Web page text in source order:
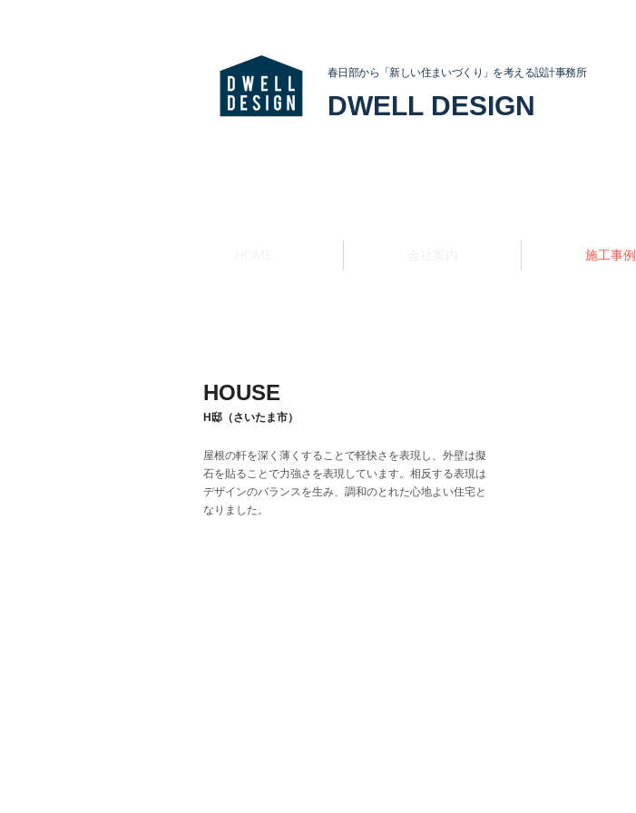
春日部から「新しい住まいづくり」を考える設計事務所
DWELL DESIGN
施工事例
HOUSE
H邸（さいたま市）
屋根の軒を深く薄くすることで軽快さを表現し、外壁は擬
石を貼ることで力強さを表現しています。相反する表現は
デザインのバランスを生み、調和のとれた心地よい住宅と
なりました。